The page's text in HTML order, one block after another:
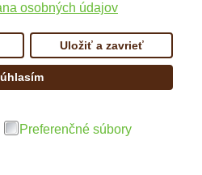
osobných údajov
Uložiť a zavrieť
Preferenčné súbory